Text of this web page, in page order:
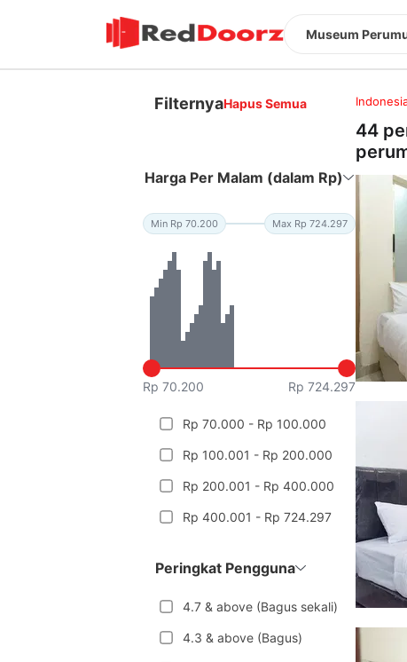
Museum
FilternyaHapus Semua
Harga Per Malam (dalam Rp)
Min Rp 70.200 Max Rp 724.297
Rp 70.200 Rp 724.297
Rp 70.000 - Rp 100.000
Rp 100.001 - Rp 200.000
Rp 200.001 - Rp 400.000
Rp 400.001 - Rp 724.297
Peringkat Pengguna
4.7 & above (Bagus sekali)
4.3 & above (Bagus)
44